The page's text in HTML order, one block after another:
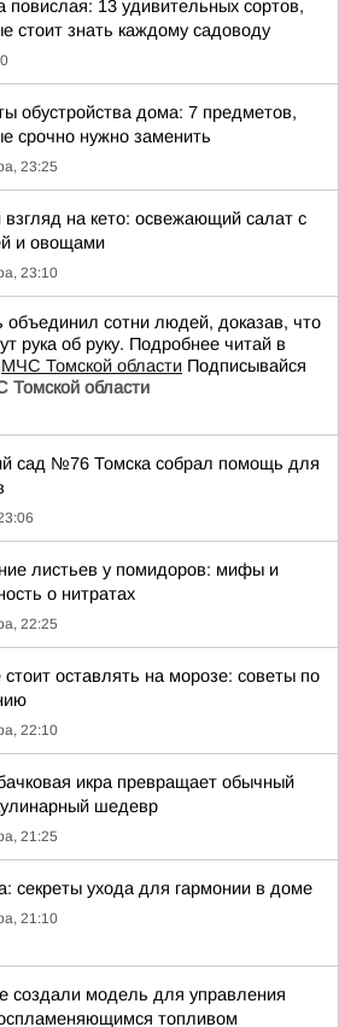
повислая: 13 удивительных сортов,
стоит знать каждому садоводу
обустройства дома: 7 предметов,
срочно нужно заменить
23:25
на кето: освежающий салат с
и овощами
23:10
сотни людей, доказав, что
рука об руку. Подробнее читай в
МЧС Томской области Подписывайся
Томской области
сад №76 Томска собрал помощь для
листьев у помидоров: мифы и
о нитратах
22:25
стоит оставлять на морозе: советы по
22:10
икра превращает обычный
шедевр
21:25
секреты ухода для гармонии в доме
21:10
создали модель для управления
топливом